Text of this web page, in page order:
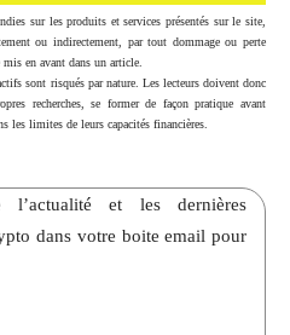
sur les produits et services présentés sur le site,
ou indirectement, par tout dommage ou perte
en avant dans un article.
sont risqués par nature. Les lecteurs doivent donc
recherches, se former de façon pratique avant
les limites de leurs capacités financières.
et les dernières
dans votre boite email pour